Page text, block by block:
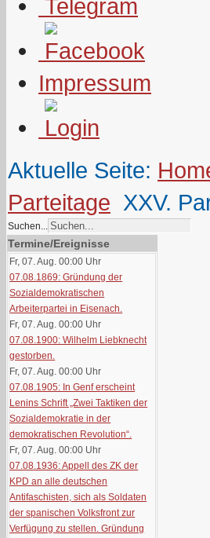
Impressum
Aktuelle Seite:
Parteitage XXV.
Suchen...
Termine/Ereignisse
Fr, 07. Aug. 00:00 Uhr
07.08.1869: Gründung der
Sozialdemokratischen
Arbeiterpartei in Eisenach.
Fr, 07. Aug. 00:00 Uhr
07.08.1900: Wilhelm Liebknecht
gestorben.
Fr, 07. Aug. 00:00 Uhr
07.08.1905: In Genf erscheint
Lenins Schrift „Zwei Taktiken der
Sozialdemokratie in der
demokratischen Revolution“.
Fr, 07. Aug. 00:00 Uhr
07.08.1936: Appell des ZK der
KPD an alle deutschen
Antifaschisten, sich als Soldaten
der spanischen Volksfront zur
Verfügung zu stellen. Gründung